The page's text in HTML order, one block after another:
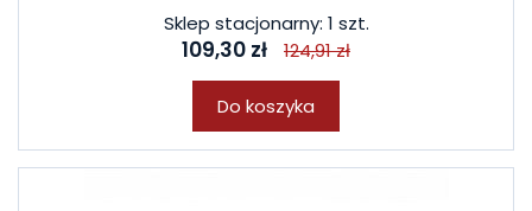
Sklep stacjonarny: 1 szt.
109,30 zł 124,91 zł
Do koszyka